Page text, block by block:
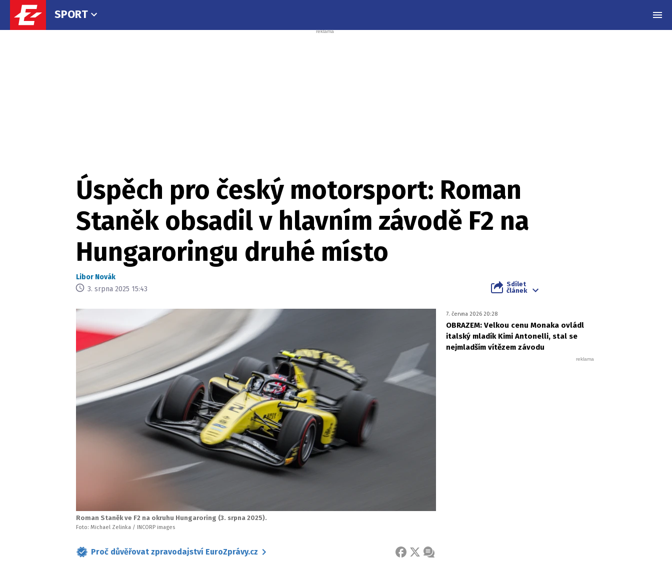
SPORT
Úspěch pro český motorsport: Roman
Staněk obsadil v hlavním závodě F2 na
Hungaroringu druhé místo
Libor Novák
3. srpna 2025 15:43
Sdílet
článek
Roman Staněk ve F2 na okruhu Hungaroring (3. srpna 2025).
Foto: Michael Zelinka / INCORP images
Proč důvěřovat zpravodajství EuroZprávy.cz FACEBOOK
X ZPRÁVA
7. června 2026 20:28
OBRAZEM: Velkou cenu Monaka ovládl
italský mladík Kimi Antonelli, stal se
nejmladším vítězem závodu